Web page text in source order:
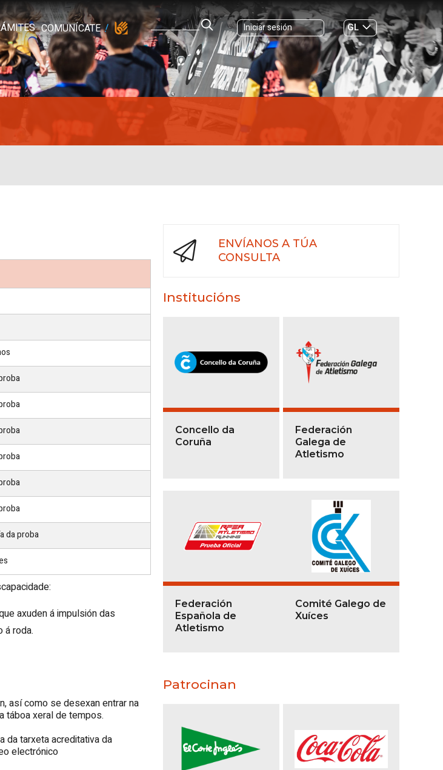
COMUNÍCATE Iniciar sesión
GL
ES|
da proba
axuden á impulsión das
á roda.
así como se desexan entrar na
táboa xeral de tempos.
da tarxeta acreditativa da
electrónico
ENVÍANOS A TÚA
CONSULTA
Institucións
Concello da
Coruña
Federación
Galega de
Atletismo
Federación
Española de
Atletismo
Comité Galego de
Xuíces
Patrocinan